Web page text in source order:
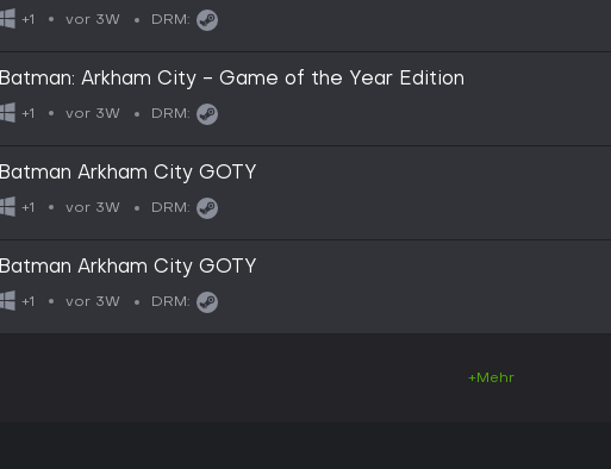
+1 vor 3W DRM:
Batman: Arkham City - Game of the Year Edition
+1 vor 3W DRM:
Batman Arkham City GOTY
+1 vor 3W DRM:
Batman Arkham City GOTY
+1 vor 3W DRM:
+Mehr